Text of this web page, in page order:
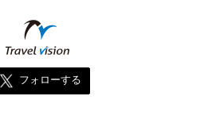
フォローする